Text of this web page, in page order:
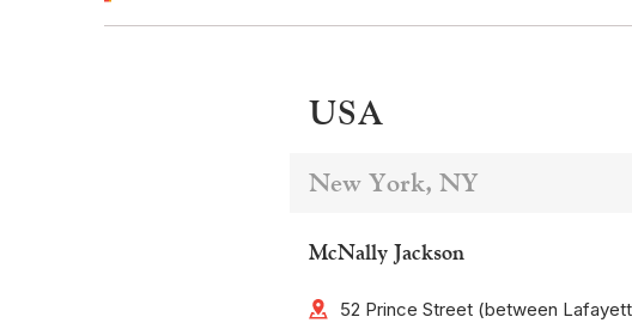
USA
New York, NY
McNally Jackson
52 Prince Street (between